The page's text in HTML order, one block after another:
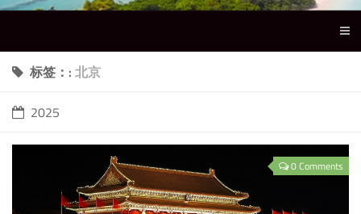
标签：: 北京
2025
0 Comments